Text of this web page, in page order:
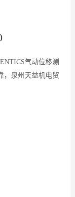
气动位移测
，泉州天益机电贸